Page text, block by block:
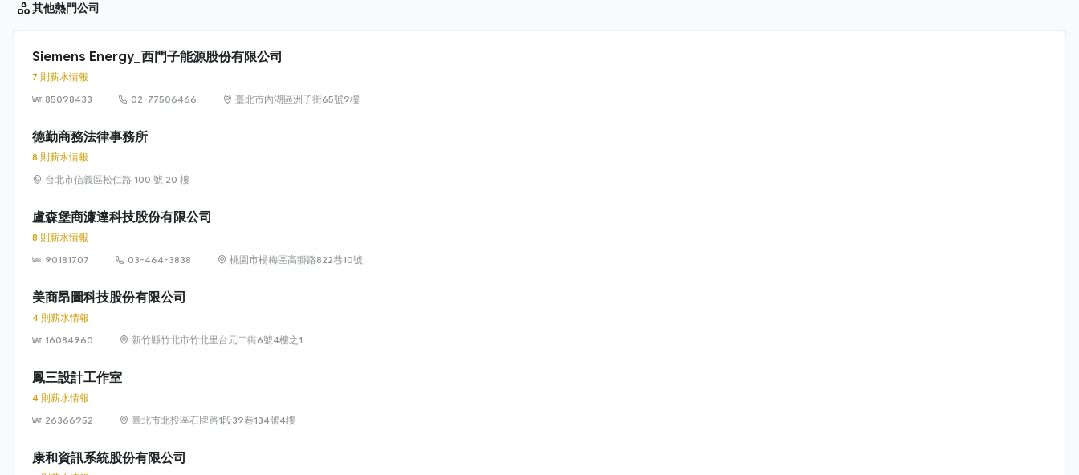
其他熱門公司
Siemens Energy_西門子能源股份有限公司
7 則薪水情報
85098433
02-77506466 臺北市內湖區洲子街65號9樓
德勤商務法律事務所
8 則薪水情報
台北市信義區松仁路 100 號 20 樓
盧森堡商濂達科技股份有限公司
8 則薪水情報
90181707
03-464-3838 桃園市楊梅區高獅路822巷10號
美商昂圖科技股份有限公司
4 則薪水情報
16084960
新竹縣竹北市竹北里台元二街6號4樓之1
鳳三設計工作室
4 則薪水情報
26366952
臺北市北投區石牌路1段39巷134號4樓
康和資訊系統股份有限公司